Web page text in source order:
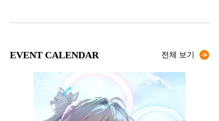
EVENT CALENDAR 전체 보기